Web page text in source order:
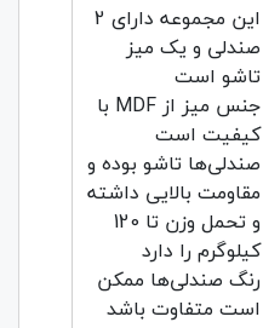
این مجموعه دارای 2
صندلی و یک میز
تاشو است
جنس میز از MDF با
کیفیت است
صندلی‌ها تاشو بوده و
مقاومت بالایی داشته
و تحمل وزن تا 120
کیلوگرم را دارد
رنگ صندلی‌ها ممکن
است متفاوت باشد